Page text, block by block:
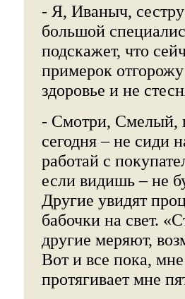
- Я, Иваныч,
большой
подскажет, что
примерок
здоровье и не
- Смотри, Смелый,
сегодня – не сиди
работай с
если видишь – не
Другие увидят
бабочки на свет.
другие меряют,
Вот и все пока,
протягивает мне